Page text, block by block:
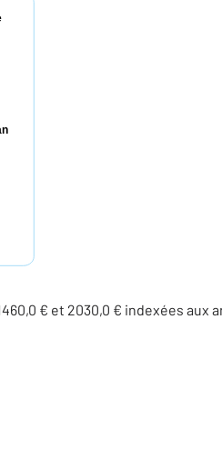
€ et 2030,0 € indexées aux